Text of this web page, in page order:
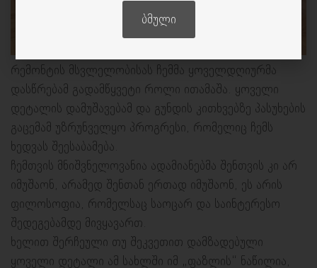
რემონტის მსვლელობისას ჩემმა ყოველდღიურმა
დასწრებამ გადამწყვეტი როლი ითამაშა. ყოველი
დეტალის დამუშავებამ და გუნდის კითხვებზე პასუხების
გაცემამ უზრუნველყო პროგრესი, რომელიც ჩემს
ხედვას შეესაბამება.
ჩემთვის მნიშვნელოვანია ადამიანებმა შენთვის კი არ
იმუშაონ, არამედ შენთან ერთად იმუშაონ, ეს არის
ფილოსოფია, რომელსაც საოცარ და საინტერესო
შედეგებამდე მივყავართ.
ხელით შერჩეული თუ შეკვეთით დამზადებული
ყოველი დეტალი ამ სახლში იმ „ფაზლის“ ნაწილია,
ᲑᲛᲣᲚᲘ